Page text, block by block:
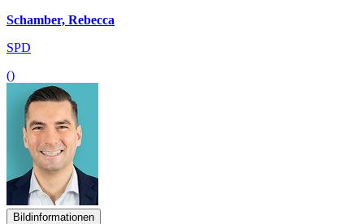
Schamber, Rebecca
SPD
()
Bildinformationen